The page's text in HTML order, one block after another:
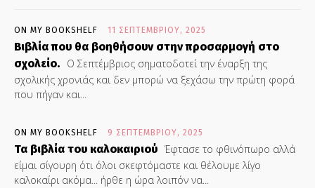
ON MY BOOKSHELF 11 ΣΕΠΤΕΜΒΡΊΟΥ, 2025
Βιβλία που θα βοηθήσουν στην προσαρμογή στο
σχολείο. Ο Σεπτέμβριος σηματοδοτεί την έναρξη της
σχολικής χρονιάς και δεν μπορώ να ξεχάσω την πρώτη φορά
που πήγαν και...
ON MY BOOKSHELF 9 ΣΕΠΤΕΜΒΡΊΟΥ, 2025
Τα βιβλία του καλοκαιριού Έφτασε το φθινόπωρο αλλά
είμαι σίγουρη ότι όλοι σκεφτόμαστε και θέλουμε λίγο
καλοκαίρι ακόμα... ήρθε η ώρα λοιπόν να...